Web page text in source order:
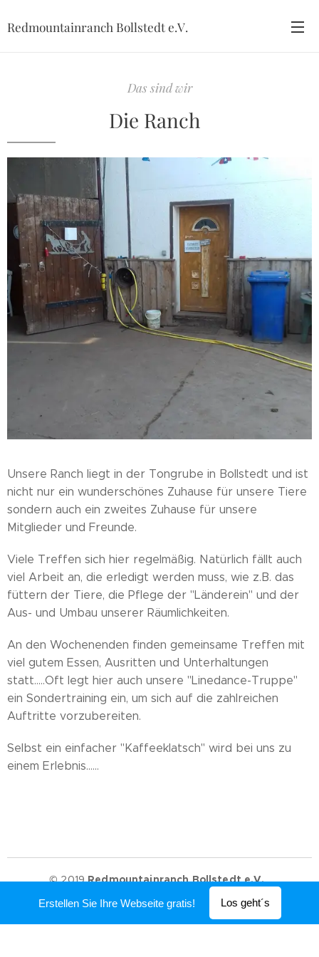
Redmountainranch Bollstedt e.V.
Das sind wir
Die Ranch
Unsere Ranch liegt in der Tongrube in Bollstedt und ist
nicht nur ein wunderschönes Zuhause für unsere Tiere
sondern auch ein zweites Zuhause für unsere
Mitglieder und Freunde.
Viele Treffen sich hier regelmäßig. Natürlich fällt auch
viel Arbeit an, die erledigt werden muss, wie z.B. das
füttern der Tiere, die Pflege der "Länderein" und der
Aus- und Umbau unserer Räumlichkeiten.
An den Wochenenden finden gemeinsame Treffen mit
viel gutem Essen, Ausritten und Unterhaltungen
statt.....Oft legt hier auch unsere "Linedance-Truppe"
ein Sondertraining ein, um sich auf die zahlreichen
Auftritte vorzubereiten.
Selbst ein einfacher "Kaffeeklatsch" wird bei uns zu
einem Erlebnis......
© 2019Redmountainranch Bollstedt e.V..
Unterstützt vonWebnode
Erstellen Sie Ihre Webseite gratis! Los geht´s